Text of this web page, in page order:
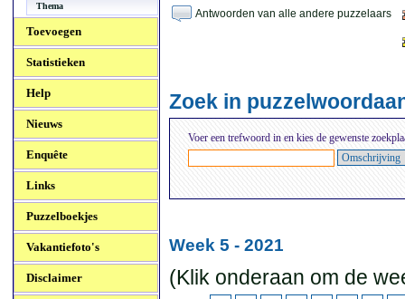
Thema
Toevoegen
Statistieken
Help
Nieuws
Enquête
Links
Puzzelboekjes
Vakantiefoto's
Disclaimer
Antwoorden van alle andere puzzelaars
Zoek in
Voer een trefwoord in en kies de gewenste
Week 5 - 2021
(Klik onderaan om de